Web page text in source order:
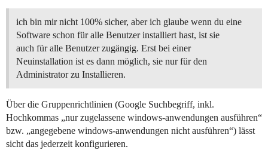
ich bin mir nicht 100% sicher, aber ich glaube wenn du eine
Software schon für alle Benutzer installiert hast, ist sie
auch für alle Benutzer zugängig. Erst bei einer
Neuinstallation ist es dann möglich, sie nur für den
Administrator zu Installieren.
Über die Gruppenrichtlinien (Google Suchbegriff, inkl.
Hochkommas „nur zugelassene windows-anwendungen ausführen“
bzw. „angegebene windows-anwendungen nicht ausführen“) lässt
sicht das jederzeit konfigurieren.